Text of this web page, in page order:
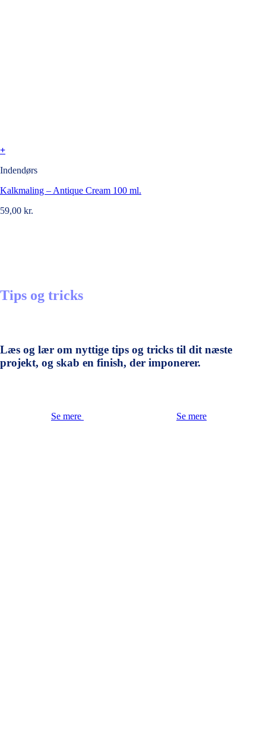
+
Indendørs
Kalkmaling – Antique Cream 100 ml.
59,00 kr.
Tips og tricks
Læs og lær om nyttige tips og tricks til dit næste
projekt, og skab en finish, der imponerer.
Se mere Se mere